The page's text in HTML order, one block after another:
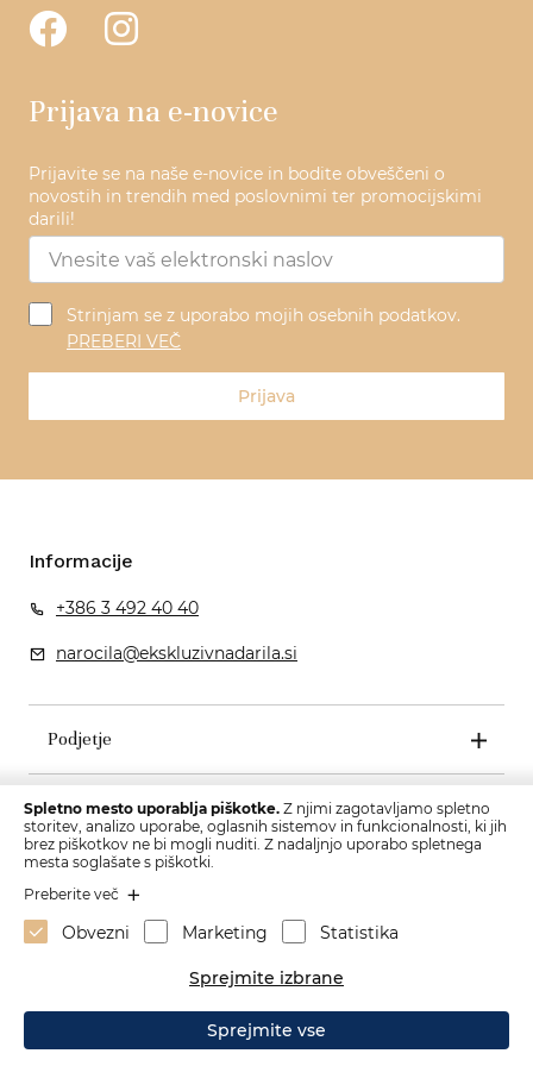
Prijava na e-novice
Prijavite se na naše e-novice in bodite obveščeni o
novostih in trendih med poslovnimi ter promocijskimi
darili!
Strinjam se z uporabo mojih osebnih podatkov.
PREBERI VEČ
Prijava
Informacije
+386 3 492 40 40
narocila@ekskluzivnadarila.si
Podjetje
Pogoji poslovanja
Izdelava spletne strani: Sitexo.com
Spletno mesto uporablja piškotke. Z njimi zagotavljamo spletno
storitev, analizo uporabe, oglasnih sistemov in funkcionalnosti, ki jih
brez piškotkov ne bi mogli nuditi. Z nadaljnjo uporabo spletnega
mesta soglašate s piškotki.
Preberite več
Obvezni Marketing Statistika
Sprejmite izbrane
Sprejmite vse